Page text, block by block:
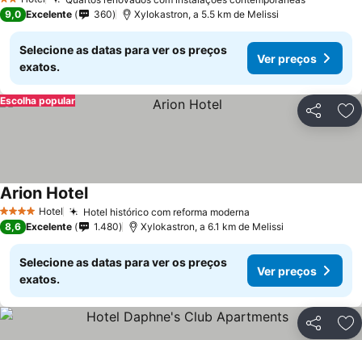
2 Estrelas
9,0 Excelente 360 Xylokastron, a 5.5 km de Melissi
Selecione as datas para ver os preços
exatos.
Ver preços
Partilhar
Escolha popular
4 EstrelasHotel Hotel histórico com reforma moderna
Arion Hotel
8,6 Excelente 1.480 Xylokastron, a 6.1 km de Melissi
Selecione as datas para ver os preços
exatos.
Ver preços
Partilhar